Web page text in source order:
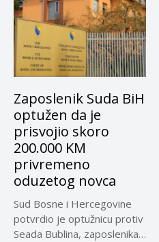
Zaposlenik Suda BiH
optužen da je
prisvojio skoro
200.000 KM
privremeno
oduzetog novca
Sud Bosne i Hercegovine
potvrdio je optužnicu protiv
Seada Bublina, zaposlenika